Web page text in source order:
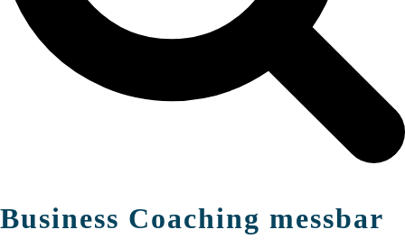
Business Coaching messbar